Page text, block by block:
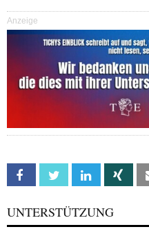
Anzeige
Facebook Twitter Linkedin Xing
UNTERSTÜTZUNG